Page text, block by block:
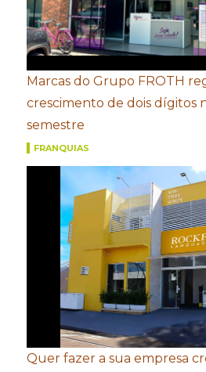
Marcas do Grupo FROTH
crescimento de dois dígitos
semestre
FRANQUIAS
Quer fazer a sua empresa